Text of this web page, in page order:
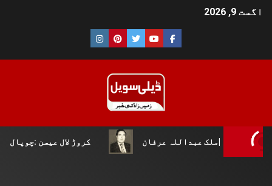
اگست 9, 2026
کروڑ لال عیسن :چوپال کلچرل اینڈ لٹریری عرفان